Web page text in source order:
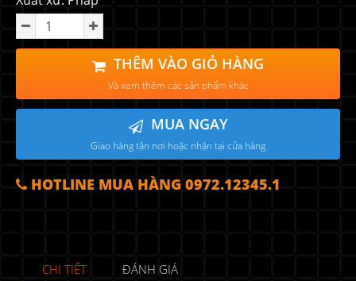
THÊM VÀO GIỎ HÀNG
Và xem thêm các sản phẩm khác
MUA NGAY
Giao hàng tận nơi hoặc nhận tại cửa hàng
HOTLINE MUA HÀNG 0972.12345.1
CHI TIẾT ĐÁNH GIÁ